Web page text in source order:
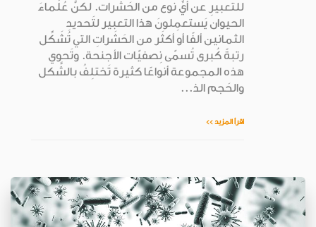
للتعبيرِ عن أيِّ نوع من الحَشَرات. لكنَّ عُلَماءَ
الحيوان يَستعمِلونَ هذا التعبير لتَحديدِ
الثمانين ألفًا أو أكثَر من الحَشَراتِ التي تُشَكِّل
رتبةً كُبرى تُسمّى نِصفيّات الأجنحة. وتَحوي
هذه المجموعة أنواعًا كثيرة تَختلِفُ بالشَّكل
والحَجم الذ...
اقرأ المزيد >>